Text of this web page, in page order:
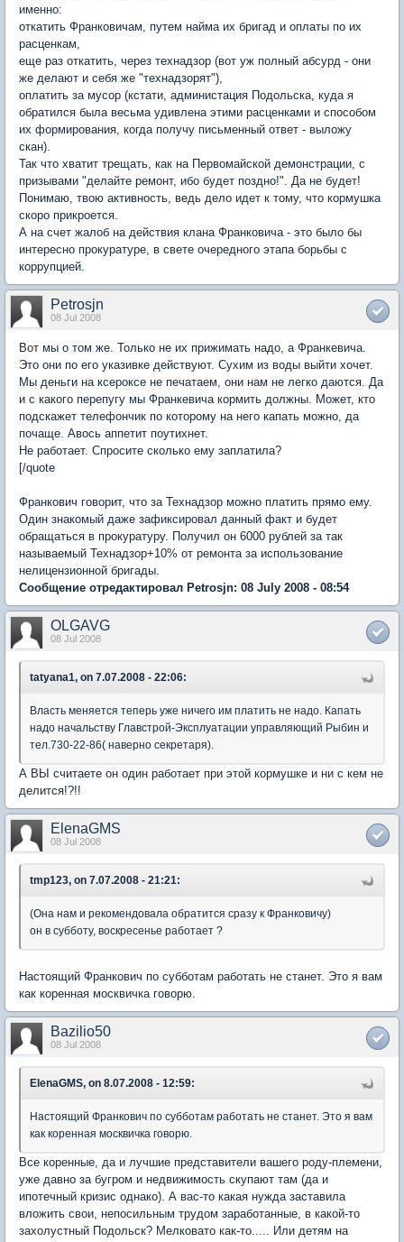
именно:
откатить Франковичам, путем найма их бригад и оплаты по их
расценкам,
еще раз откатить, через технадзор (вот уж полный абсурд - они
же делают и себя же "технадзорят"),
оплатить за мусор (кстати, администация Подольска, куда я
обратился была весьма удивлена этими расценками и способом
их формирования, когда получу письменный ответ - выложу
скан).
Так что хватит трещать, как на Первомайской демонстрации, с
призывами "делайте ремонт, ибо будет поздно!". Да не будет!
Понимаю, твою активность, ведь дело идет к тому, что кормушка
скоро прикроется.
А на счет жалоб на действия клана Франковича - это было бы
интересно прокуратуре, в свете очередного этапа борьбы с
коррупцией.
Petrosjn
08 Jul 2008
Вот мы о том же. Только не их прижимать надо, а Франкевича.
Это они по его указивке действуют. Сухим из воды выйти хочет.
Мы деньги на ксероксе не печатаем, они нам не легко даются. Да
и с какого перепугу мы Франкевича кормить должны. Может, кто
подскажет телефончик по которому на него капать можно, да
почаще. Авось аппетит поутихнет.
Не работает. Спросите сколько ему заплатила?
[/quote
Франкович говорит, что за Технадзор можно платить прямо ему.
Один знакомый даже зафиксировал данный факт и будет
обращаться в прокуратуру. Получил он 6000 рублей за так
называемый Технадзор+10% от ремонта за использование
нелицензионной бригады.
Сообщение отредактировал Petrosjn: 08 July 2008 - 08:54
OLGAVG
08 Jul 2008
tatyana1, on 7.07.2008 - 22:06:
Власть меняется теперь уже ничего им платить не надо. Капать
надо начальству Главстрой-Эксплуатации управляющий Рыбин и
тел.730-22-86( наверно секретаря).
А ВЫ считаете он один работает при этой кормушке и ни с кем не
делится!?!!
ElenaGMS
08 Jul 2008
tmp123, on 7.07.2008 - 21:21:
(Она нам и рекомендовала обратится сразу к Франковичу)
он в субботу, воскресенье работает ?
Настоящий Франкович по субботам работать не станет. Это я вам
как коренная москвичка говорю.
Bazilio50
08 Jul 2008
ElenaGMS, on 8.07.2008 - 12:59:
Настоящий Франкович по субботам работать не станет. Это я вам
как коренная москвичка говорю.
Все коренные, да и лучшие представители вашего роду-племени,
уже давно за бугром и недвижимость скупают там (да и
ипотечный кризис однако). А вас-то какая нужда заставила
вложить свои, непосильным трудом заработанные, в какой-то
захолустный Подольск? Мелковато как-то..... Или детям на